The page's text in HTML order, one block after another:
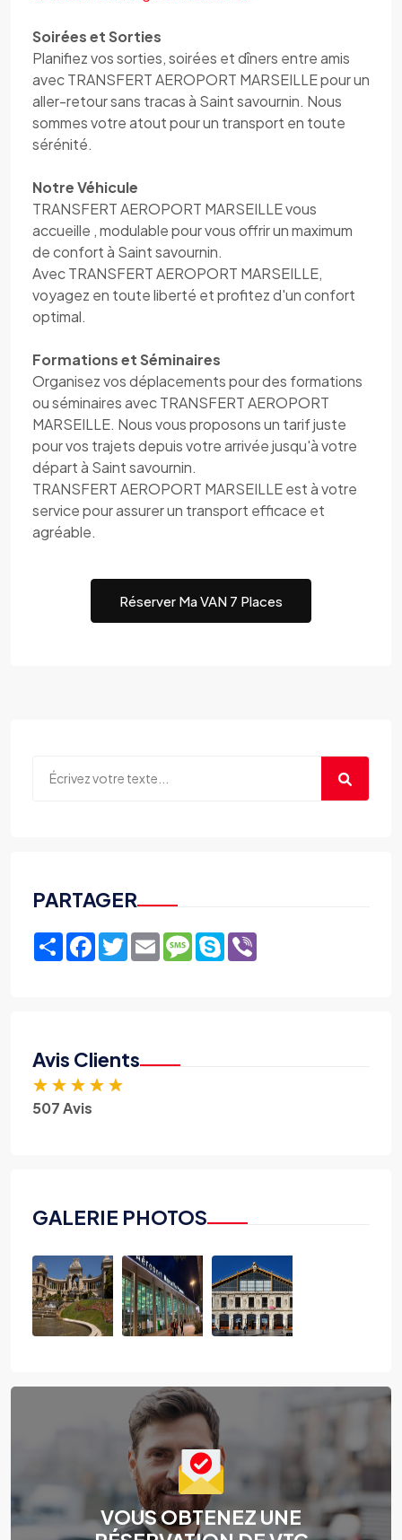
Soirées et Sorties
Planifiez vos sorties, soirées et dîners entre amis
avec TRANSFERT AEROPORT MARSEILLE pour un
aller-retour sans tracas à Saint savournin. Nous
sommes votre atout pour un transport en toute
sérénité.
Notre Véhicule
TRANSFERT AEROPORT MARSEILLE vous
accueille , modulable pour vous offrir un maximum
de confort à Saint savournin.
Avec TRANSFERT AEROPORT MARSEILLE,
voyagez en toute liberté et profitez d'un confort
optimal.
Formations et Séminaires
Organisez vos déplacements pour des formations
ou séminaires avec TRANSFERT AEROPORT
MARSEILLE. Nous vous proposons un tarif juste
pour vos trajets depuis votre arrivée jusqu'à votre
départ à Saint savournin.
TRANSFERT AEROPORT MARSEILLE est à votre
service pour assurer un transport efficace et
agréable.
Réserver Ma VAN 7 Places
PARTAGER
ShareFacebook
TwitterEmailMessage
Skype
Avis Clients
★ ★ ★ ★ ★
507 Avis
GALERIE PHOTOS
VOUS OBTENEZ UNE